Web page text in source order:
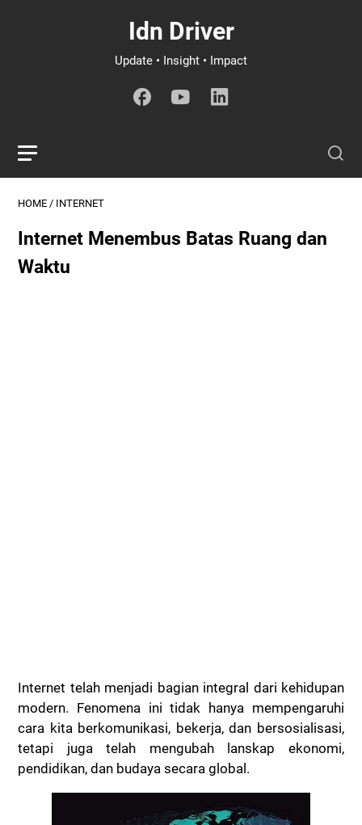
Idn Driver
Update • Insight • Impact
HOME / INTERNET
Internet Menembus Batas Ruang dan
Waktu
Internet telah menjadi bagian integral dari kehidupan
modern. Fenomena ini tidak hanya mempengaruhi
cara kita berkomunikasi, bekerja, dan bersosialisasi,
tetapi juga telah mengubah lanskap ekonomi,
pendidikan, dan budaya secara global.